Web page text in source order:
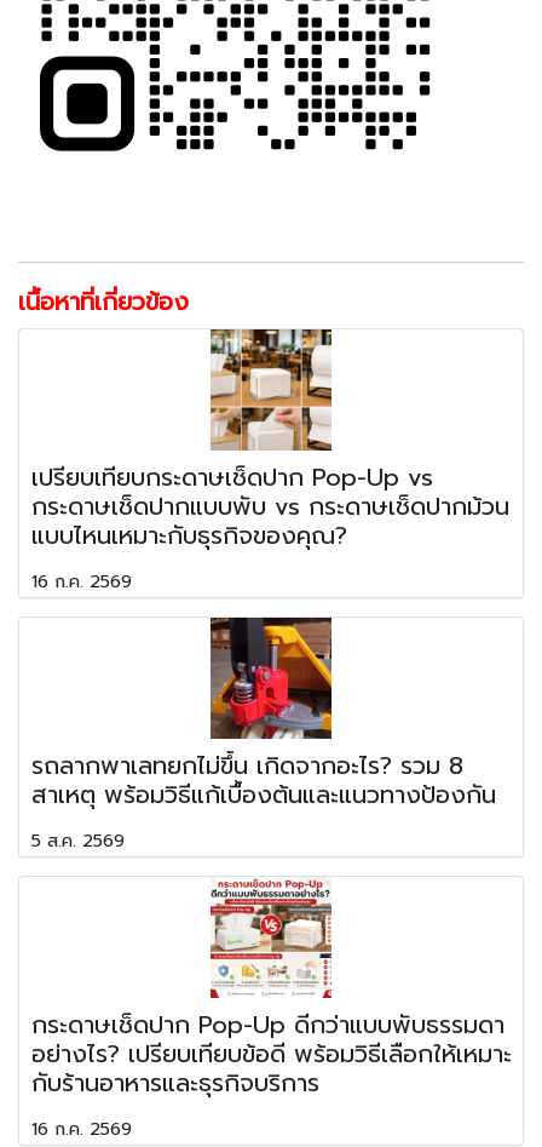
เนื้อหาที่เกี่ยวข้อง
เปรียบเทียบกระดาษเช็ดปาก Pop-Up vs
กระดาษเช็ดปากแบบพับ vs กระดาษเช็ดปากม้วน
แบบไหนเหมาะกับธุรกิจของคุณ?
16 ก.ค. 2569
รถลากพาเลทยกไม่ขึ้น เกิดจากอะไร? รวม 8
สาเหตุ พร้อมวิธีแก้เบื้องต้นและแนวทางป้องกัน
5 ส.ค. 2569
กระดาษเช็ดปาก Pop-Up ดีกว่าแบบพับธรรมดา
อย่างไร? เปรียบเทียบข้อดี พร้อมวิธีเลือกให้เหมาะ
กับร้านอาหารและธุรกิจบริการ
16 ก.ค. 2569